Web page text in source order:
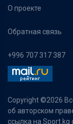
О проекте
Обратная связь
+996 707 317 387
Copyright ©2026
об авторском
ссылка на Sport.kg